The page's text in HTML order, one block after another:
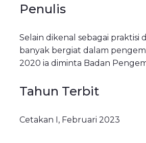
Penulis
Selain dikenal sebagai
banyak bergiat dalam
2020 ia diminta Badan
Tahun Terbit
Cetakan I, Februari 2023